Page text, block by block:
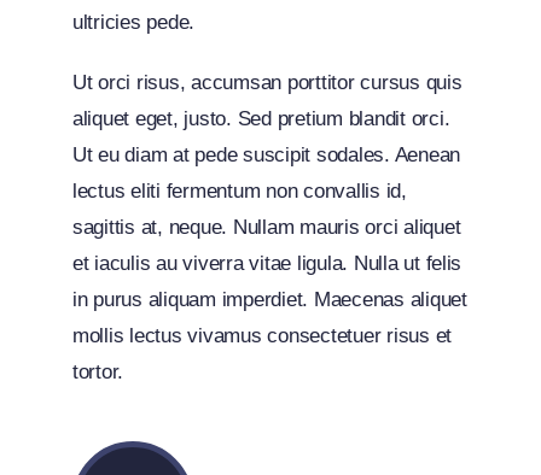
ultricies pede.
Ut orci risus, accumsan porttitor cursus quis
aliquet eget, justo. Sed pretium blandit orci.
Ut eu diam at pede suscipit sodales. Aenean
lectus eliti fermentum non convallis id,
sagittis at, neque. Nullam mauris orci aliquet
et iaculis au viverra vitae ligula. Nulla ut felis
in purus aliquam imperdiet. Maecenas aliquet
mollis lectus vivamus consectetuer risus et
tortor.